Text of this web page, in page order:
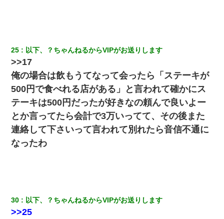
【まぬけ】夫「離婚だ！」私「わかった。で？」夫「慰謝料
だ！」私「いいけど弁護士通して。私も請求する」夫「」
父親がくも膜下出血で突然ﾀﾋ。→母の貯金が0なことが判明。→母
「私を家に置いてほしい、どうか見捨てないで(土下座」俺・嫁
「…」
体中に赤い蕁麻疹みたいなのができて、皮膚科にいったら「ジベ
ル薔薇色ひこう疹」という症状だと言われた
ＤＮＡ検査『血縁関係０％』旦那「やっぱり托卵だったんだ…」
25 以下、？ちゃんねるからVIPがお送りします
>>17
俺の場合は飲もうてなって会ったら「ステーキが
500円で食べれる店がある」と言われて確かにス
テーキは500円だったが好きなの頼んで良いよー
とか言ってたら会計で3万いってて、その後また
連絡して下さいって言われて別れたら音信不通に
なったわ
30 以下、？ちゃんねるからVIPがお送りします
>>25